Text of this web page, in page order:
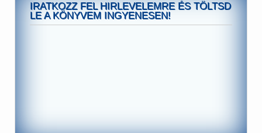
IRATKOZZ FEL HIRLEVELEMRE ÉS TÖLTSD
LE A KÖNYVEM INGYENESEN!